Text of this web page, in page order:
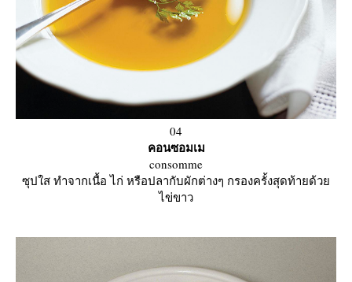
04
คอนซอมเม
consomme
ซุปใส ทำจากเนื้อ ไก่ หรือปลากับผักต่างๆ กรองครั้งสุดท้ายด้ว
ไข่ขาว